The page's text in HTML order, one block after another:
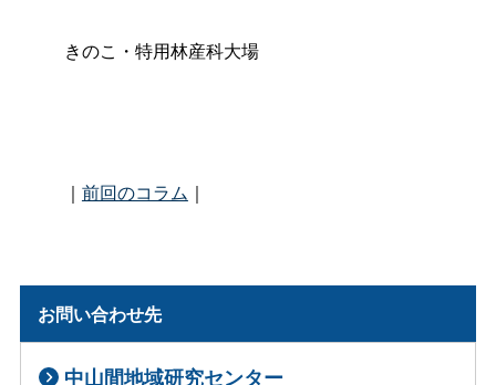
きのこ・特用林産科大場
｜ 前回のコラム ｜
お問い合わせ先
中山間地域研究センター